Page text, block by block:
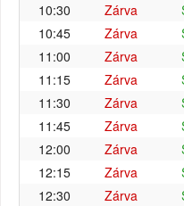
10:30
Zárva
10:45
Zárva
11:00
Zárva
11:15
Zárva
11:30
Zárva
11:45
Zárva
12:00
Zárva
12:15
Zárva
12:30
Zárva